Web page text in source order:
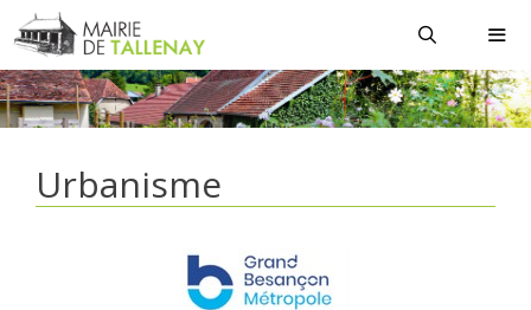
Aller
au
contenu
Urbanisme